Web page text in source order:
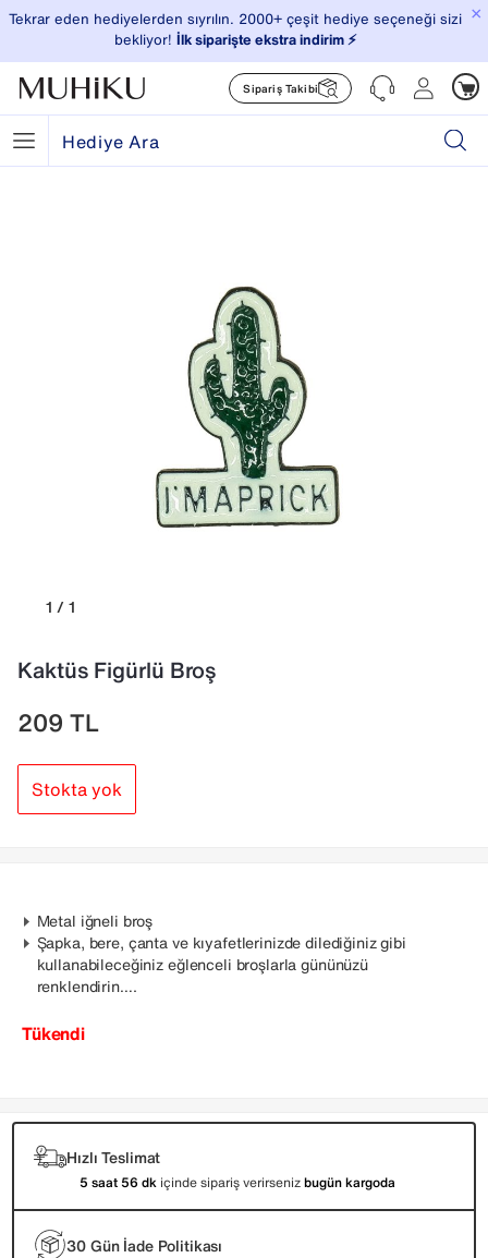
×
Tekrar eden hediyelerden sıyrılın. 2000+ çeşit hediye seçeneği sizi
bekliyor! İlk siparişte ekstra indirim ⚡️
Sipariş Takibi
1 / 1
Kaktüs Figürlü Broş
209 TL
Stokta yok
Metal iğneli broş
Şapka, bere, çanta ve kıyafetlerinizde dilediğiniz gibi
kullanabileceğiniz eğlenceli broşlarla gününüzü
renklendirin….
Tükendi
Hızlı Teslimat
5 saat 56 dk içinde sipariş verirsenizbugün kargoda
30 Gün İade Politikası